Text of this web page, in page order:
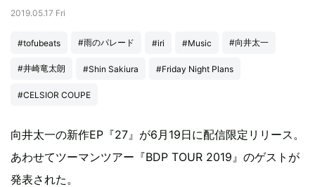
2019.05.17 Fri
#tofubeats #雨のパレード #iri #Music #向井太一
#井崎竜太朗 #Shin Sakiura #Friday Night Plans
#CELSIOR COUPE
向井太一の新作EP『27』が6月19日に配信限定リリース。
あわせてツーマンツアー『BDP TOUR 2019』のゲストが
発表された。